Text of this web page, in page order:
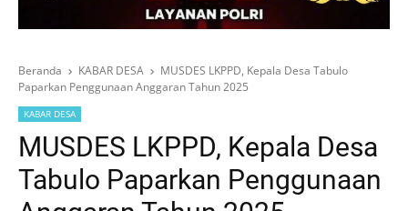
Beranda KABAR DESA
MUSDES LKPPD, Kepala Desa Tabulo
Paparkan Penggunaan Anggaran Tahun 2025
KABAR DESA
MUSDES LKPPD, Kepala Desa
Tabulo Paparkan Penggunaan